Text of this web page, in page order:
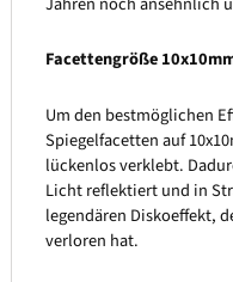
Facettengröße
Um den bestmöglichen
Spiegelfacetten auf
lückenlos verklebt.
Licht reflektiert und in
legendären Diskoeffekt,
verloren hat.